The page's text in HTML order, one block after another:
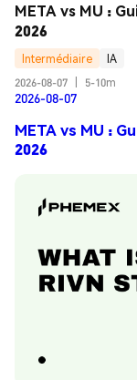
META vs MU :
2026
Intermédiaire
IA
2026-08-07
5-10m
2026-08-07
META vs MU :
2026